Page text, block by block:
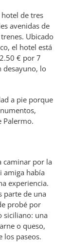
hotel de tres
avenidas de
Ubicado
el hotel está
€ por 7
desayuno, lo
a pie porque
Palermo.
caminar por la
amiga había
experiencia.
parte de una
probé por
siciliano: una
o queso,
los paseos.